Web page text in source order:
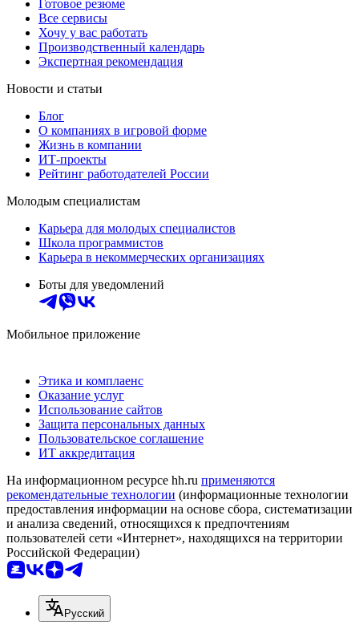
Готовое резюме
Все сервисы
Хочу у вас работать
Производственный календарь
Экспертная рекомендация
Новости и статьи
Блог
О компаниях в игровой форме
Жизнь в компании
ИТ-проекты
Рейтинг работодателей России
Молодым специалистам
Карьера для молодых специалистов
Школа программистов
Карьера в некоммерческих организациях
Боты для уведомлений
Мобильное приложение
Этика и комплаенс
Оказание услуг
Использование сайтов
Защита персональных данных
Пользовательское соглашение
ИТ аккредитация
На информационном ресурсе hh.ru применяются
рекомендательные технологии (информационные технологии
предоставления информации на основе сбора, систематизации
и анализа сведений, относящихся к предпочтениям
пользователей сети «Интернет», находящихся на территории
Российской Федерации)
Русский